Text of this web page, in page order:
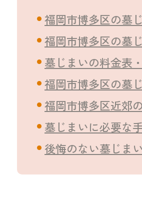
福岡市博多区の墓
福岡市博多区の墓
墓じまいの料金表
福岡市博多区の墓
福岡市博多区近郊
墓じまいに必要な
後悔のない墓じま